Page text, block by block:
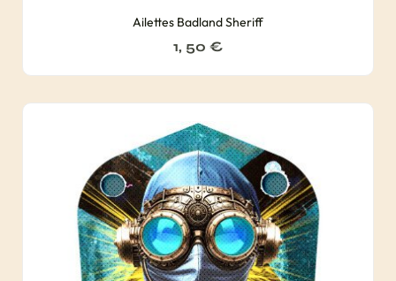
Ailettes Badland Sheriff
1, 50 €